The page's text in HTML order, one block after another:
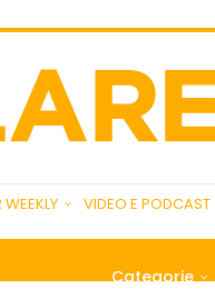
WEEKLY VIDEO E PODCAST
Categorie